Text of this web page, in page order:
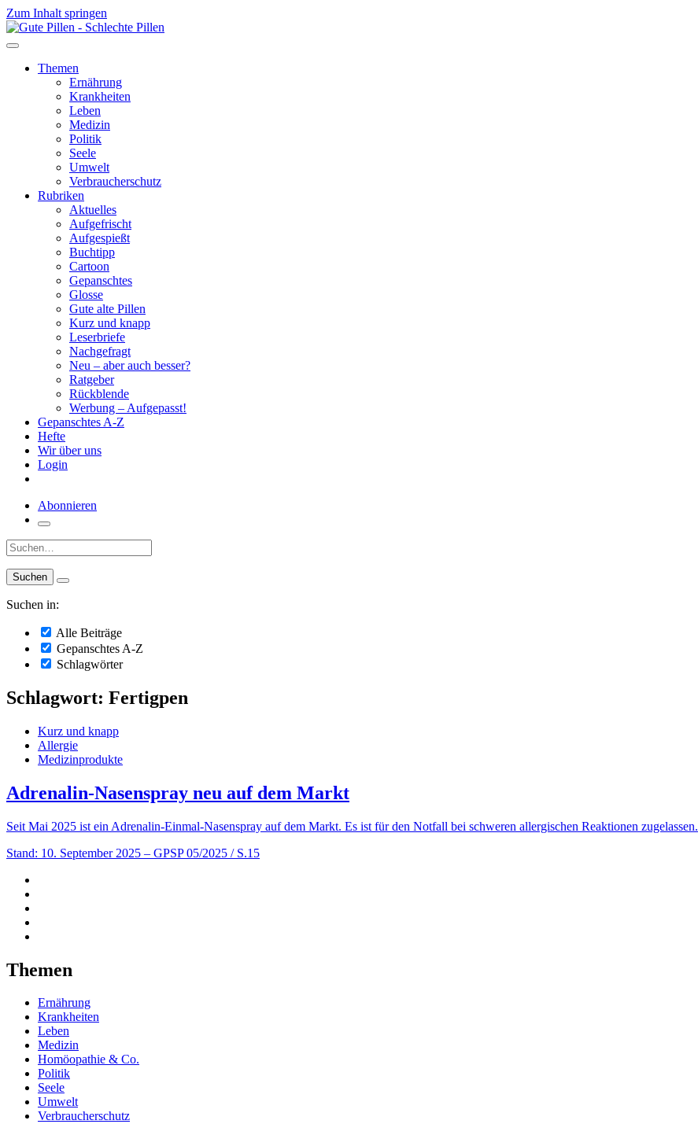
Zum Inhalt springen
Themen
Ernährung
Krankheiten
Leben
Medizin
Politik
Seele
Umwelt
Verbraucherschutz
Rubriken
Aktuelles
Aufgefrischt
Aufgespießt
Buchtipp
Cartoon
Gepanschtes
Glosse
Gute alte Pillen
Kurz und knapp
Leserbriefe
Nachgefragt
Neu – aber auch besser?
Ratgeber
Rückblende
Werbung – Aufgepasst!
Gepanschtes A-Z
Hefte
Wir über uns
Login
Abonnieren
Suche:
Suchen in:
Alle Beiträge
Gepanschtes A-Z
Schlagwörter
Schlagwort: Fertigpen
Kurz und knapp
Allergie
Medizinprodukte
Adrenalin-Nasenspray neu auf dem Markt
Seit Mai 2025 ist ein Adrenalin-Einmal-Nasenspray auf dem Markt. Es ist für den Notfall bei schweren allergischen Reaktionen zugelassen.
Stand: 10. September 2025 – GPSP 05/2025 / S.15
Themen
Ernährung
Krankheiten
Leben
Medizin
Homöopathie & Co.
Politik
Seele
Umwelt
Verbraucherschutz